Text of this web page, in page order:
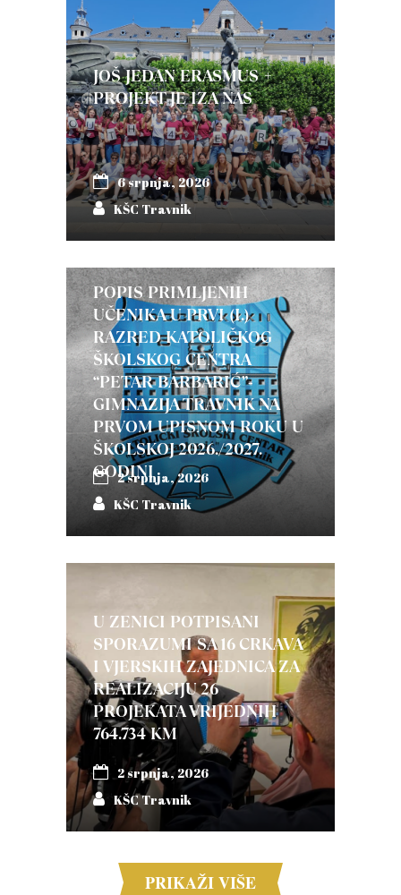
JOŠ JEDAN ERASMUS +
PROJEKT JE IZA NAS
6 srpnja, 2026
KŠC Travnik
POPIS PRIMLJENIH
UČENIKA U PRVI (I.)
RAZRED KATOLIČKOG
ŠKOLSKOG CENTRA
“PETAR BARBARIĆ”-
GIMNAZIJA TRAVNIK NA
PRVOM UPISNOM ROKU U
ŠKOLSKOJ 2026./2027.
GODINI
2 srpnja, 2026
KŠC Travnik
U ZENICI POTPISANI
SPORAZUMI SA 16 CRKAVA
I VJERSKIH ZAJEDNICA ZA
REALIZACIJU 26
PROJEKATA VRIJEDNIH
764.734 KM
2 srpnja, 2026
KŠC Travnik
PRIKAŽI VIŠE